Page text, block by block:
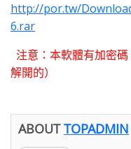
http://por.tw/
6.rar
注意：本軟體有加密
解開的）
ABOUT TOPADMIN